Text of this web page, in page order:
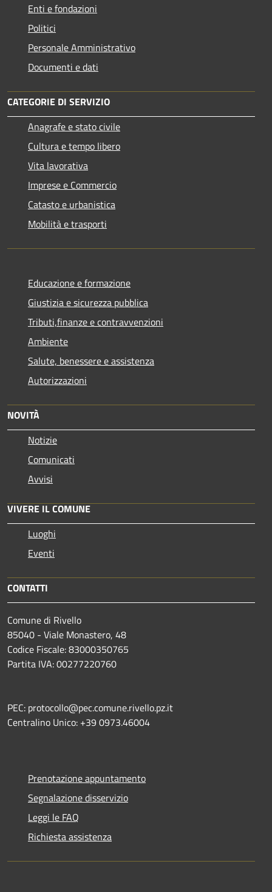
Enti e fondazioni
Politici
Personale Amministrativo
Documenti e dati
CATEGORIE DI SERVIZIO
Anagrafe e stato civile
Cultura e tempo libero
Vita lavorativa
Imprese e Commercio
Catasto e urbanistica
Mobilità e trasporti
Educazione e formazione
Giustizia e sicurezza pubblica
Tributi,finanze e contravvenzioni
Ambiente
Salute, benessere e assistenza
Autorizzazioni
NOVITÀ
Notizie
Comunicati
Avvisi
VIVERE IL COMUNE
Luoghi
Eventi
CONTATTI
Comune di Rivello
85040 - Viale Monastero, 48
Codice Fiscale: 83000350765
Partita IVA: 00277220760
PEC: protocollo@pec.comune.rivello.pz.it
Centralino Unico: +39 0973.46004
Prenotazione appuntamento
Segnalazione disservizio
Leggi le FAQ
Richiesta assistenza